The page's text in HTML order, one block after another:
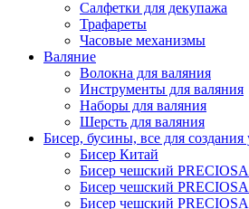
Салфетки для декупажа
Трафареты
Часовые механизмы
Валяние
Волокна для валяния
Инструменты для валяния
Наборы для валяния
Шерсть для валяния
Бисер, бусины, все для
Бисер Китай
Бисер чешский
Бисер чешский
Бисер чешский